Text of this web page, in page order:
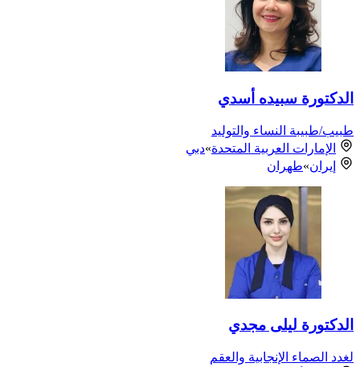
الدكتورة سبيده أسدي
طبيب/طبيبة النساء والتوليد
الإمارات العربية المتحدة»دبي
إيران»طهران
الدكتورة ليلى مجدي
لغدد الصماء الإنجابية والعقم